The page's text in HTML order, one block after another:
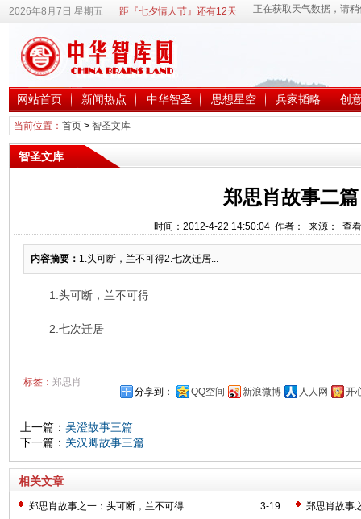
2026年8月7日 星期五 距『七夕情人节』还有12天
网站首页 新闻热点 中华智圣 思想星空 兵家韬略 创
当前位置： 首页> 智圣文库
智圣文库
郑思肖故事二篇
时间：2012-4-22 14:50:04 作者： 来源： 查
内容摘要： 1.头可断，兰不可得2.七次迁居...
1.头可断，兰不可得
2.七次迁居
标签： 郑思肖
分享到：
QQ空间 新浪微博 人人网 开
上一篇： 吴澄故事三篇
下一篇： 关汉卿故事三篇
相关文章
3-19
郑思肖故事之一：头可断，兰不可得
郑思肖故事